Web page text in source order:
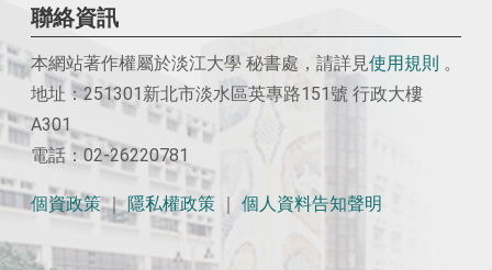
聯絡資訊
本網站著作權屬於淡江大學 秘書處，請詳見使用 規則 。
地址：251301新北市淡水區英專路151號 行政大樓
A301
電話：02-26220781
個資政策｜ 隱私權政策 個人資料告知聲明